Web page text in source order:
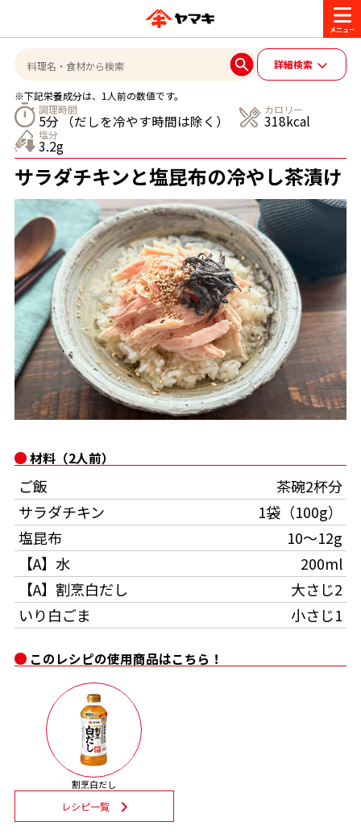
商品情報
ブランド一覧
ヤマキ『めんつゆ』 ヤマキ 割烹白だし
旨さ、別格。だし屋の鍋 韓福善シリーズ
楽チン屋®
レシピ
おいしいレシピを探す
おいしいレシピトップ
主食レシピ
主菜レシピ
汁物レシピ
時短レシピ
おいしいレシピを商品から探す
かつお節レシピ
めんつゆレシピ
レシピ特設サイト
割烹白だしレシピ特集
だし巻き卵特集
かつお節・だしを楽しむ
かつお節・だしを知る
だしの取り方
かつお節の削り方
かつお節・だしをもっと知る
ヤマキ かつお節プラス®
かつお節・だしを楽しむ
だしコミュ
CM・キャンペーン
CM
キャンペーン一覧
企業・採用情報
企業情報
- 百年対話
- ヤマキ かつお節プラス®
採用情報
- ジョブリターン制
お問い合わせ
ヤマキお客様相談室
オンラインショップ
コミュニティサイト
Global
詳細検索
※下記栄養成分は、1人前の数値です。
調理時間
5分 （だしを冷やす時間は除く）
カロリー
318kcal
塩分
3.2g
サラダチキンと塩昆布の冷やし茶漬け
このレシピの使用商品はこちら！
割烹白だし
レシピ一覧
材料（2人前）
ご飯
茶碗2杯分
サラダチキン
1袋（100g）
塩昆布
10～12g
【A】水
200ml
【A】割烹白だし
大さじ2
いり白ごま
小さじ1